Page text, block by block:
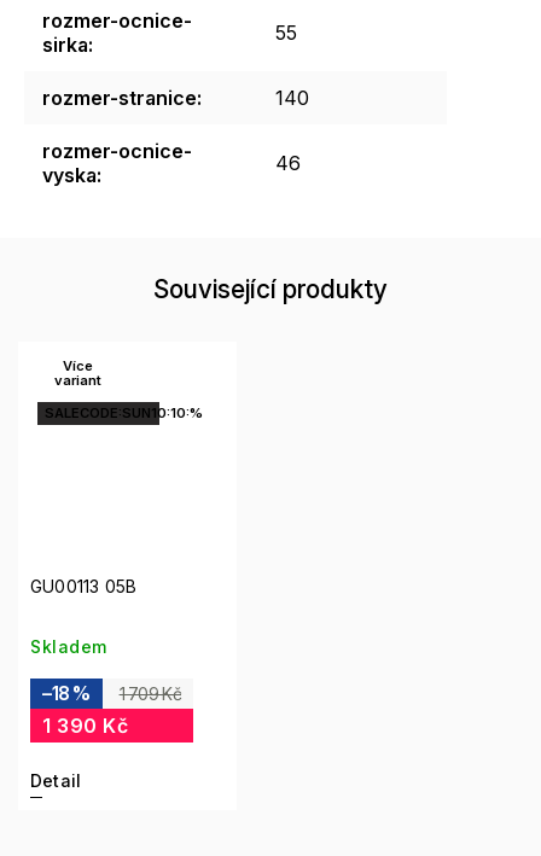
rozmer-ocnice-
sirka: 55
rozmer-stranice: 140
rozmer-ocnice-
vyska: 46
Související produkty
Více
variant
SALECODE:SUN10:10:%
GU00113 05B
Skladem
1 709 Kč
–18 %
1 390 Kč
Detail